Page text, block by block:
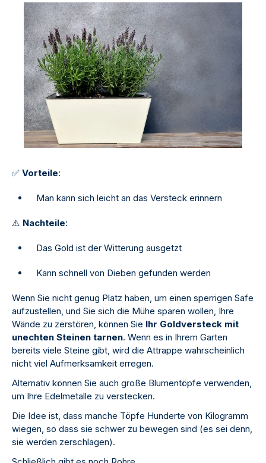
✅ Vorteile:
Man kann sich leicht an das Versteck erinnern
⚠ Nachteile:
Das Gold ist der Witterung ausgetzt
Kann schnell von Dieben gefunden werden
Wenn Sie nicht genug Platz haben, um einen sperrigen Safe
aufzustellen, und Sie sich die Mühe sparen wollen, Ihre
Wände zu zerstören, können Sie Ihr Goldversteck mit
unechten Steinen tarnen. Wenn es in Ihrem Garten
bereits viele Steine gibt, wird die Attrappe wahrscheinlich
nicht viel Aufmerksamkeit erregen.
Alternativ können Sie auch große Blumentöpfe verwenden,
um Ihre Edelmetalle zu verstecken.
Die Idee ist, dass manche Töpfe Hunderte von Kilogramm
wiegen, so dass sie schwer zu bewegen sind (es sei denn,
sie werden zerschlagen).